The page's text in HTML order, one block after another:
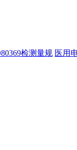
检测量规 医用